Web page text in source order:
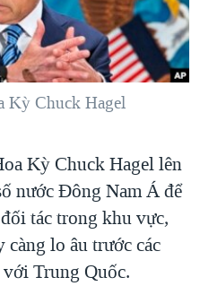
DẢI GAZA
'BÊN THẮNG CUỘC'
NAM
Kỳ Chuck Hagel
Kỳ Chuck Hagel lên
nước Đông Nam Á để
tác trong khu vực,
càng lo âu trước các
Trung Quốc.